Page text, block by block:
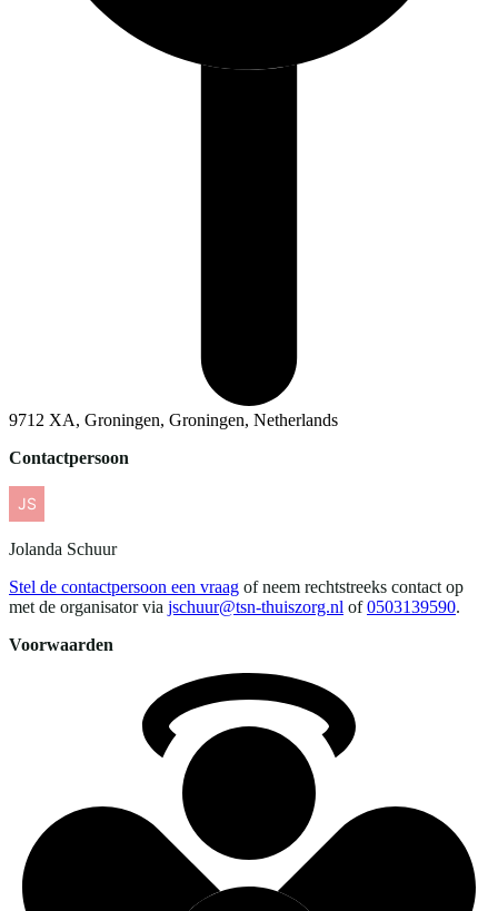
9712 XA, Groningen, Groningen, Netherlands
Contactpersoon
Jolanda Schuur
Stel de contactpersoon een vraag of neem rechtstreeks contact op
met de organisator via jschuur@tsn-thuiszorg.nl of 0503139590.
Voorwaarden